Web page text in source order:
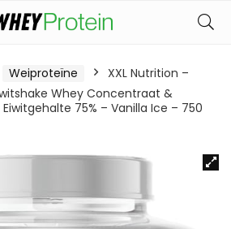
Weiproteïne
XXL Nutrition –
Whey Concentraat &
75% – Vanilla Ice – 750